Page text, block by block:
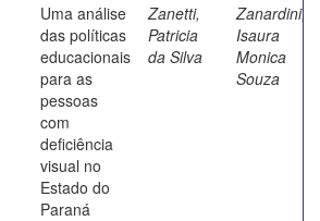
Uma análise
das políticas
educacionais
para as
pessoas
com
deficiência
visual no
Estado do
Paraná
Zanetti,
Patricia
da Silva
Zanardini,
Isaura
Monica
Souza